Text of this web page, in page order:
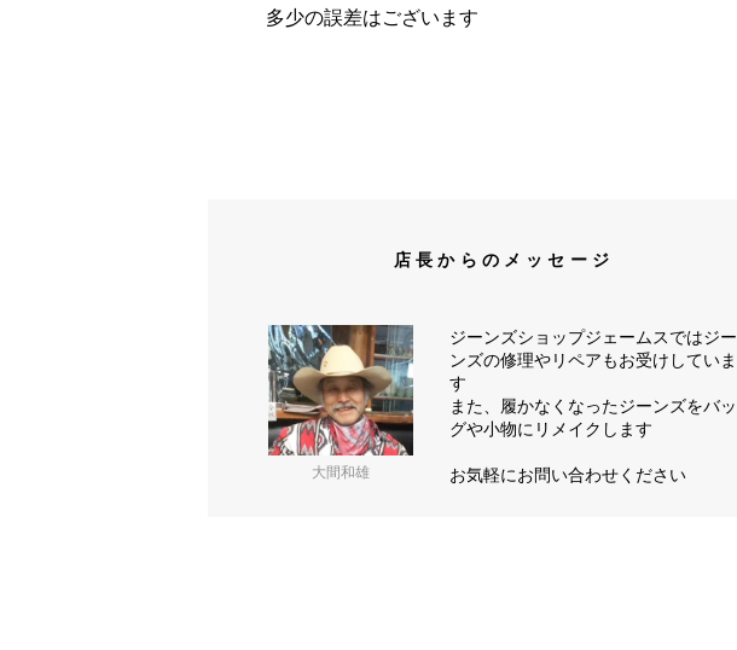
多少の誤差はございます
店長からのメッセージ
大間和雄
ジーンズショップジェームスではジー
ンズの修理やリペアもお受けしていま
す
また、履かなくなったジーンズをバッ
グや小物にリメイクします
お気軽にお問い合わせください